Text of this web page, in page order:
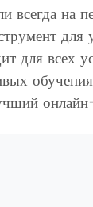
всегда на
для
для всех